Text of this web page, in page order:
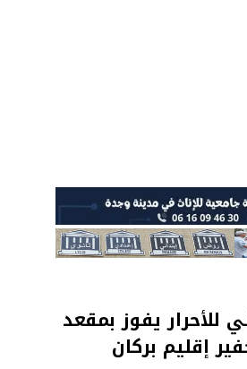
للأحرار يفوز بمقعد
إقليم بركان